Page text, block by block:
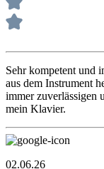
Sehr kompetent und
aus dem Instrument
immer zuverlässigen
mein Klavier.
02.06.26